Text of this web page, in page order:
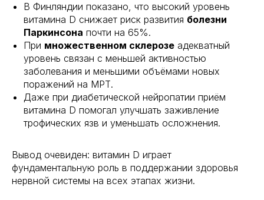
В Финляндии показано, что высокий уровень
витамина D снижает риск развития болезни
Паркинсона почти на 65%.
При множественном склерозе адекватный
уровень связан с меньшей активностью
заболевания и меньшими объёмами новых
поражений на МРТ.
Даже при диабетической нейропатии приём
витамина D помогал улучшать заживление
трофических язв и уменьшать осложнения.
Вывод очевиден: витамин D играет
фундаментальную роль в поддержании здоровья
нервной системы на всех этапах жизни.